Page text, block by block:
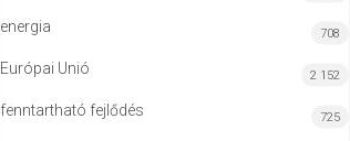
energia 708
Európai Unió 2 152
fenntartható fejlődés 725